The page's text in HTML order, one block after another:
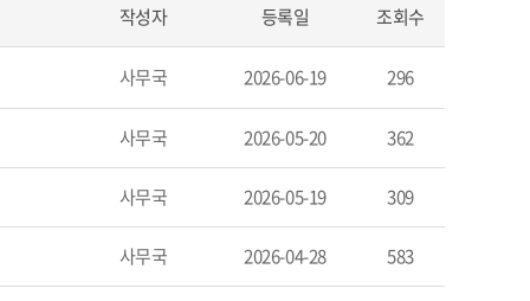
작성자 등록일 조회수
사무국 2026-06-19 296
사무국 2026-05-20 362
사무국 2026-05-19 309
사무국 2026-04-28 583